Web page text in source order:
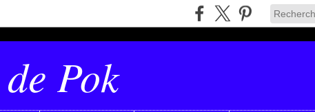
Pok